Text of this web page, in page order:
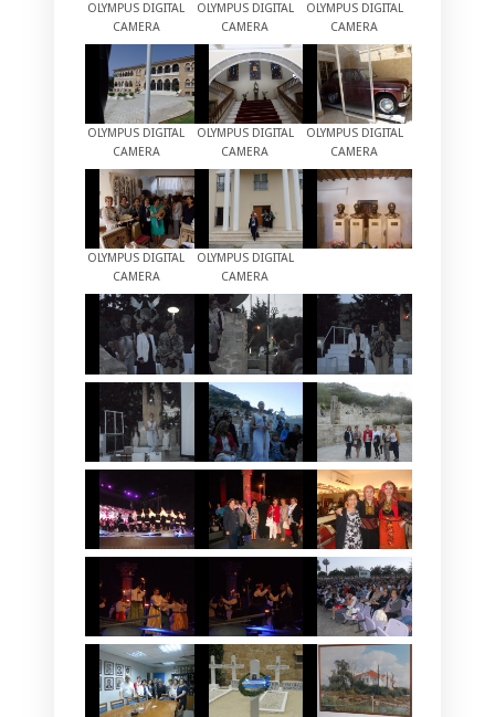
OLYMPUS DIGITAL
CAMERA
OLYMPUS DIGITAL
CAMERA
OLYMPUS DIGITAL
CAMERA
OLYMPUS DIGITAL
CAMERA
OLYMPUS DIGITAL
CAMERA
OLYMPUS DIGITAL
CAMERA
OLYMPUS DIGITAL
CAMERA
OLYMPUS DIGITAL
CAMERA